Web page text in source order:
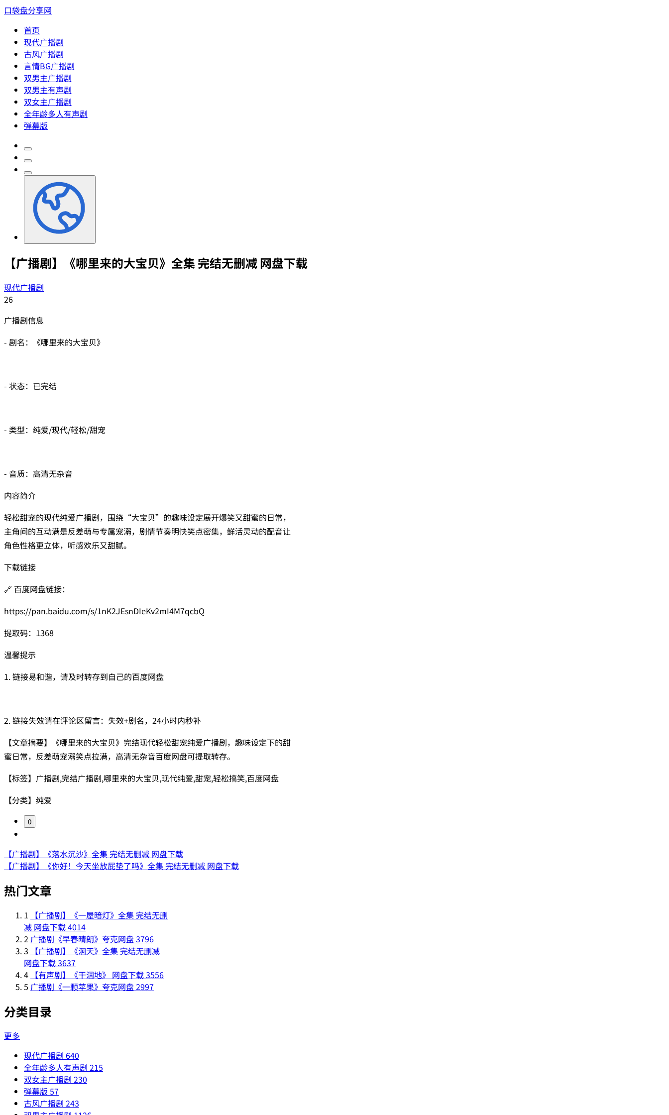
口袋盘分享网
首页
现代广播剧
古风广播剧
言情BG广播剧
双男主广播剧
双男主有声剧
双女主广播剧
全年龄多人有声剧
弹幕版
【广播剧】《哪里来的大宝贝》全集 完结无删减 网盘下载
现代广播剧
26
广播剧信息
- 剧名：《哪里来的大宝贝》
- 状态：已完结
- 类型：纯爱/现代/轻松/甜宠
- 音质：高清无杂音
内容简介
轻松甜宠的现代纯爱广播剧，围绕“大宝贝”的趣味设定展开爆笑又甜蜜的日常，
主角间的互动满是反差萌与专属宠溺，剧情节奏明快笑点密集，鲜活灵动的配音让
角色性格更立体，听感欢乐又甜腻。
下载链接
🔗 百度网盘链接：
https://pan.baidu.com/s/1nK2JEsnDIeKv2mI4M7qcbQ
提取码：1368
温馨提示
1. 链接易和谐，请及时转存到自己的百度网盘
2. 链接失效请在评论区留言：失效+剧名，24小时内秒补
【文章摘要】《哪里来的大宝贝》完结现代轻松甜宠纯爱广播剧，趣味设定下的甜
蜜日常，反差萌宠溺笑点拉满，高清无杂音百度网盘可提取转存。
【标签】广播剧,完结广播剧,哪里来的大宝贝,现代纯爱,甜宠,轻松搞笑,百度网盘
【分类】纯爱
0
【广播剧】《落水沉沙》全集 完结无删减 网盘下载
【广播剧】《你好！今天坐放屁垫了吗》全集 完结无删减 网盘下载
热门文章
1
【广播剧】《一屋暗灯》全集 完结无删
减 网盘下载4014
2 广播剧《早春晴朗》夸克网盘3796
3
【广播剧】《洄天》全集 完结无删减
网盘下载3637
4 【有声剧】《干涸地》 网盘下载3556
5 广播剧《一颗苹果》夸克网盘2997
分类目录
更多
现代广播剧 640
全年龄多人有声剧 215
双女主广播剧 230
弹幕版 57
古风广播剧 243